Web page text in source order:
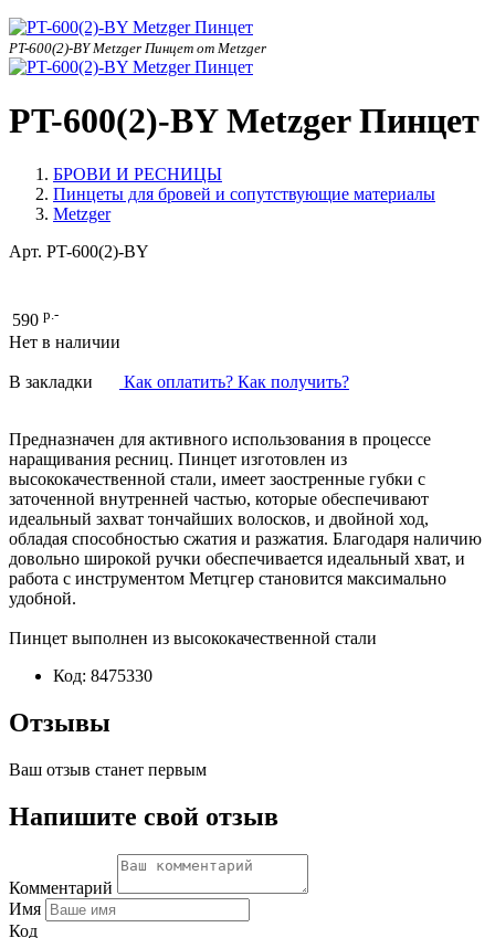
PT-600(2)-BY Metzger Пинцет от Metzger
PT-600(2)-BY Metzger Пинцет
БРОВИ И РЕСНИЦЫ
Пинцеты для бровей и сопутствующие материалы
Metzger
Арт. PT-600(2)-BY
590 р.-
Нет в наличии
В закладки Как оплатить? Как получить?
Предназначен для активного использования в процессе
наращивания ресниц. Пинцет изготовлен из
высококачественной стали, имеет заостренные губки с
заточенной внутренней частью, которые обеспечивают
идеальный захват тончайших волосков, и двойной ход,
обладая способностью сжатия и разжатия. Благодаря наличию
довольно широкой ручки обеспечивается идеальный хват, и
работа с инструментом Метцгер становится максимально
удобной.
Пинцет выполнен из высококачественной стали
Код: 8475330
Отзывы
Ваш отзыв станет первым
Напишите свой отзыв
Комментарий
Имя
Код